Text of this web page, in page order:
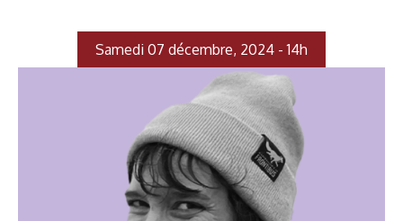
Samedi 07 décembre, 2024 - 14h